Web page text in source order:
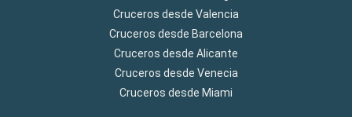
Cruceros desde Valencia
Cruceros desde Barcelona
Cruceros desde Alicante
Cruceros desde Venecia
Cruceros desde Miami